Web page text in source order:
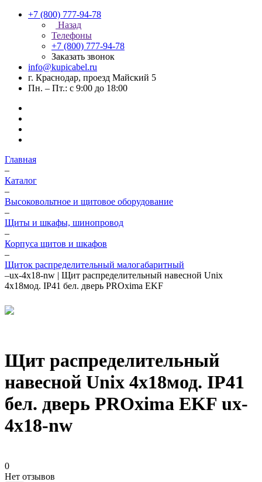
+7 (800) 777-94-78
Назад
Телефоны
+7 (800) 777-94-78
Заказать звонок
info@kupicabel.ru
г. Краснодар, проезд Майский 5
Пн. – Пт.: с 9:00 до 18:00
Главная
–
Каталог
–
Высоковольтное и щитовое оборудование
–
Щиты и шкафы, шинопровод
–
Корпуса щитов и шкафов
–
Щиток распределительный малогабаритный
–ux-4x18-nw | Щит распределительный навесной Unix
4х18мод. IP41 бел. дверь PROxima EKF
Щит распределительный
навесной Unix 4х18мод. IP41
бел. дверь PROxima EKF ux-
4x18-nw
0
Нет отзывов